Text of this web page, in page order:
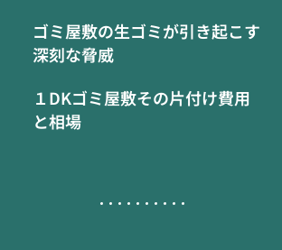
ゴミ屋敷の生ゴミが引き起こす
深刻な脅威
１DKゴミ屋敷その片付け費用
と相場